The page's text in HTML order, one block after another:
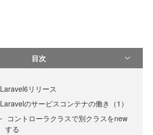
目次
Laravel6リリース
Laravelのサービスコンテナの働き（1）
コントローラクラスで別クラスをnew
する